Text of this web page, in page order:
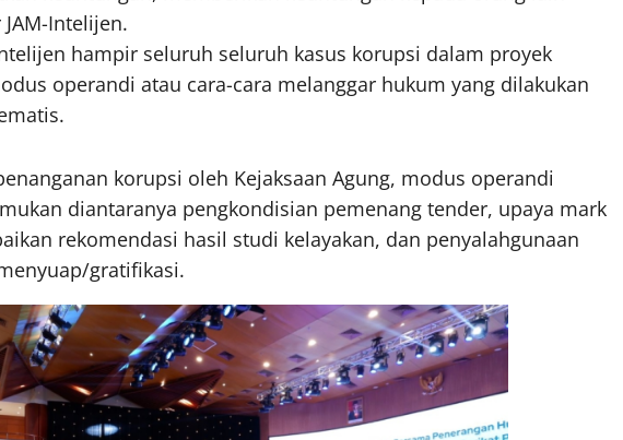
Intelijen.
hampir seluruh seluruh kasus korupsi dalam proyek
operandi atau cara-cara melanggar hukum yang dilakukan
korupsi oleh Kejaksaan Agung, modus operandi
diantaranya pengkondisian pemenang tender, upaya mark
rekomendasi hasil studi kelayakan, dan penyalahgunaan
gratifikasi.